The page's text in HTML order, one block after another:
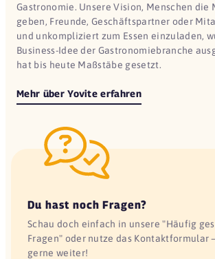
Gastronomie. Unsere Vision, Menschen die
geben, Freunde, Geschäftspartner oder
und unkompliziert zum Essen einzuladen,
Business-Idee der Gastronomiebranche
hat bis heute Maßstäbe gesetzt.
Mehr über Yovite erfahren
Du hast noch Fragen?
Schau doch einfach in unsere "Häufig
Fragen" oder nutze das Kontaktformular
gerne weiter!